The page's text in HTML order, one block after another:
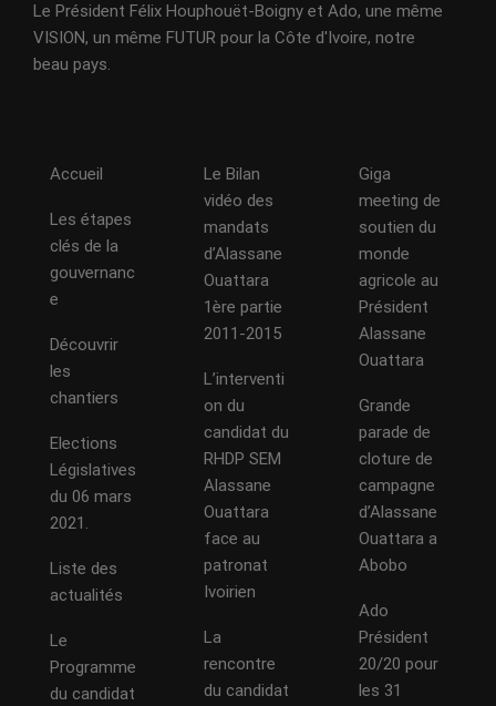
Le Président Félix Houphouët-Boigny et Ado, une même
VISION, un même FUTUR pour la Côte d'Ivoire, notre
beau pays.
Accueil
Les étapes
clés de la
gouvernanc
e
Découvrir
les
chantiers
Elections
Législatives
du 06 mars
2021.
Liste des
actualités
Le
Programme
du candidat
Le Bilan
vidéo des
mandats
d’Alassane
Ouattara
1ère partie
2011-2015
L’interventi
on du
candidat du
RHDP SEM
Alassane
Ouattara
face au
patronat
Ivoirien
La
rencontre
du candidat
Giga
meeting de
soutien du
monde
agricole au
Président
Alassane
Ouattara
Grande
parade de
cloture de
campagne
d’Alassane
Ouattara a
Abobo
Ado
Président
20/20 pour
les 31